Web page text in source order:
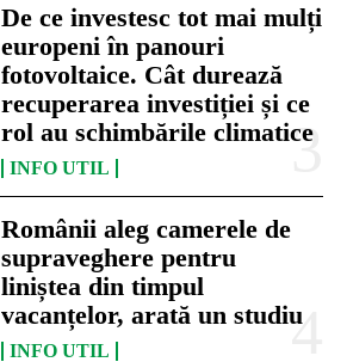
De ce investesc tot mai mulți
europeni în panouri
fotovoltaice. Cât durează
recuperarea investiției și ce
rol au schimbările climatice
INFO UTIL
Românii aleg camerele de
supraveghere pentru
liniștea din timpul
vacanțelor, arată un studiu
INFO UTIL